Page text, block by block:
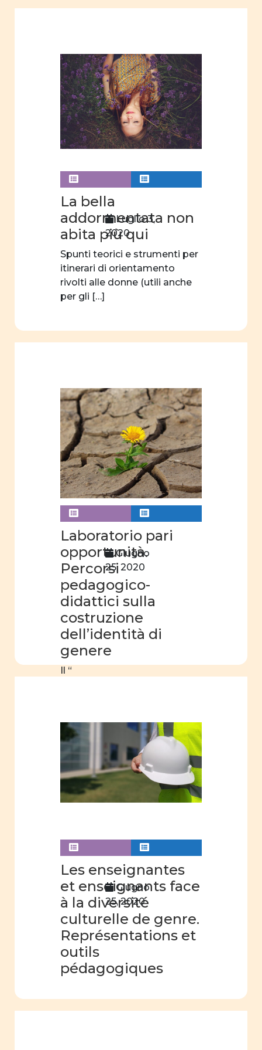
gender
paternità
immagini
riviste
online
Articoli
progetto
formativo
linguaggio
sport
autrici
edizioni
didattica
Formazione
webinar
identità
La bella
addormentata non
abita più qui
Spunti teorici e strumenti per
itinerari di orientamento
rivolti alle donne (utili anche
per gli […]
Luglio 3,
2020
Laboratorio pari
opportunità.
Percorsi
pedagogico-
didattici sulla
costruzione
dell’identità di
genere
Il “
Giugno
25, 2020
Les enseignantes
et enseignants face
à la diversité
culturelle de genre.
Représentations et
outils
pédagogiques
Giugno
25, 2020